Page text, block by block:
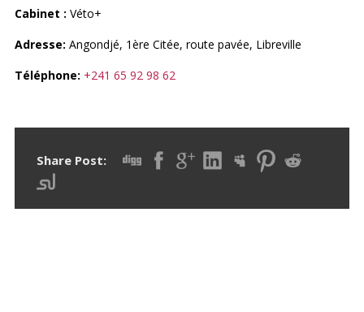
Cabinet : Véto+
Adresse: Angondjé, 1ère Citée, route pavée, Libreville
Téléphone: +241 65 92 98 62
Share Post: